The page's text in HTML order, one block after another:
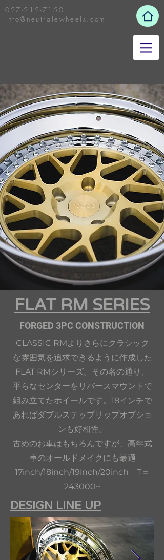
027-212-7150
info@neutralewheels.com
FLAT RM SERIES
FORGED 3PC CONSTRUCTION
CLASSIC RMよりさらにクラシック
な雰囲気を追求できるように作成した
FLAT RMシリーズ。その名の通り、
平らなセンターをリバースマウントで
組み立てたホイールです。18インチで
あればダブルステップリップオプショ
ンも好相性。
古めのお車はもちろんですが、高年式
車のオールドメイクにも最適
​17inch/18inch/19inch/20inch T＝
243000~
DESIGN LINE UP